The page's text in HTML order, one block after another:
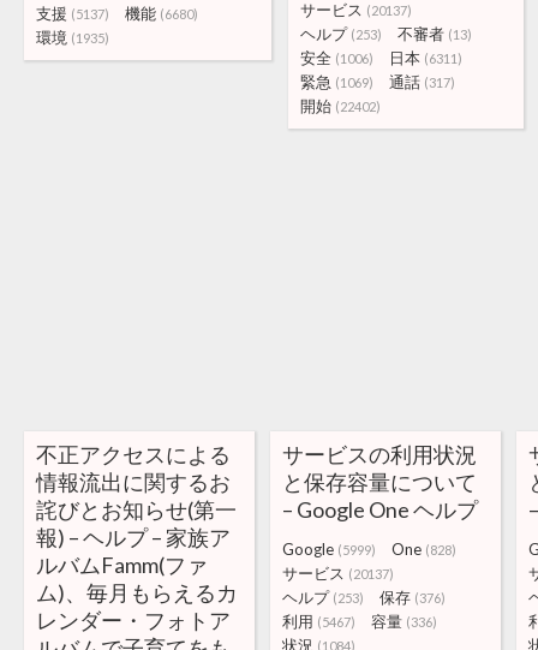
支援 (5137) 機能 (6680)
環境 (1935)
サービス (20137)
ヘルプ (253) 不審者 (13)
安全 (1006) 日本 (6311)
緊急 (1069) 通話 (317)
開始 (22402)
不正アクセスによる
情報流出に関するお
詫びとお知らせ(第一
報) – ヘルプ – 家族ア
ルバムFamm(ファ
ム)、毎月もらえるカ
レンダー・フォトア
サービスの利用状況
と保存容量について
– Google One ヘルプ
Google (5999) One (828)
サービス (20137)
ヘルプ (253) 保存 (376)
利用 (5467) 容量 (336)
状況 (1084)